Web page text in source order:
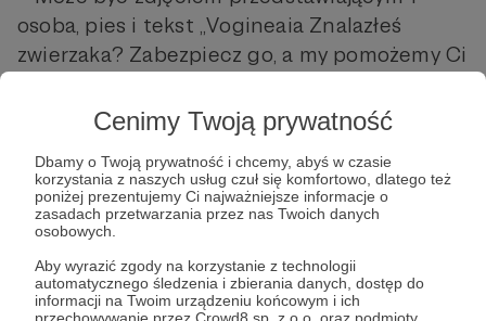
Cenimy Twoją prywatność
Dbamy o Twoją prywatność i chcemy, abyś w czasie
korzystania z naszych usług czuł się komfortowo, dlatego też
poniżej prezentujemy Ci najważniejsze informacje o
zasadach przetwarzania przez nas Twoich danych
osobowych.
Aby wyrazić zgody na korzystanie z technologii
automatycznego śledzenia i zbierania danych, dostęp do
informacji na Twoim urządzeniu końcowym i ich